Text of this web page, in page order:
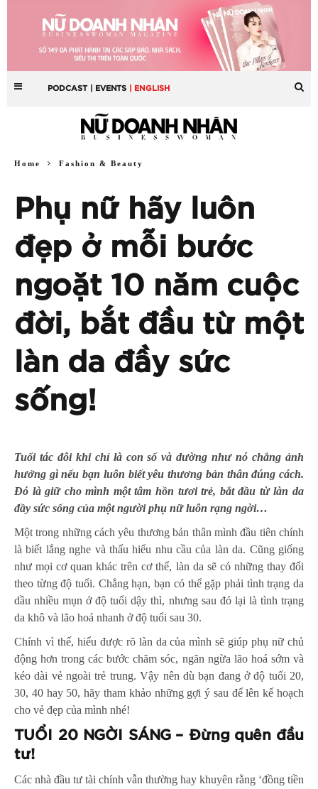
PODCAST | EVENTS | ENGLISH
Home Fashion & Beauty
Phụ nữ hãy luôn
đẹp ở mỗi bước
ngoặt 10 năm cuộc
đời, bắt đầu từ một
làn da đầy sức
sống!
Tuổi tác đôi khi chỉ là con số và dường như nó chẳng ảnh
hưởng gì nếu bạn luôn biết yêu thương bản thân đúng cách.
Đó là giữ cho mình một tâm hồn tươi trẻ, bắt đầu từ làn da
đầy sức sống của một người phụ nữ luôn rạng ngời…
Một trong những cách yêu thương bản thân mình đầu tiên chính
là biết lắng nghe và thấu hiểu nhu cầu của làn da. Cũng giống
như mọi cơ quan khác trên cơ thể, làn da sẽ có những thay đổi
theo từng độ tuổi. Chẳng hạn, bạn có thể gặp phải tình trạng da
dầu nhiều mụn ở độ tuổi dậy thì, nhưng sau đó lại là tình trạng
da khô và lão hoá nhanh ở độ tuổi sau 30.
Chính vì thế, hiểu được rõ làn da của mình sẽ giúp phụ nữ chủ
động hơn trong các bước chăm sóc, ngăn ngừa lão hoá sớm và
kéo dài vẻ ngoài trẻ trung. Vậy nên dù bạn đang ở độ tuổi 20,
30, 40 hay 50, hãy tham khảo những gợi ý sau để lên kế hoạch
cho vẻ đẹp của mình nhé!
TUỔI 20 NGỜI SÁNG – Đừng quên đầu
tư!
Các nhà đầu tư tài chính vẫn thường hay khuyên rằng ‘đồng tiền